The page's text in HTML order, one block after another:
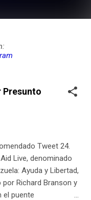
Presunto
Tweet 24.
Live, denominado
Ayuda y Libertad,
Richard Branson y
el puente